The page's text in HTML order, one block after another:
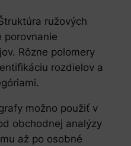
ružových
porovnanie
Rôzne polomery
rozdielov a
možno použiť v
obchodnej analýzy
až po osobné